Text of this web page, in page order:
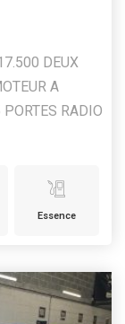
DEUX
A
RADIO
Essence